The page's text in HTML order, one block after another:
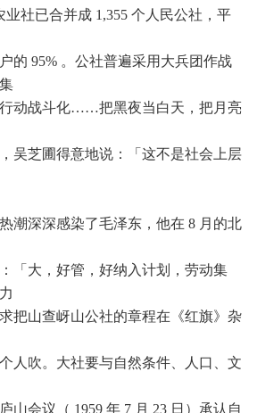
业社已合并成 1,355 个人民公社，平
的 95% 。公社普遍采用大兵团作战
动战斗化……把黑夜当白天，把月亮
吴芝圃得意地说：「这不是社会上层
深深感染了毛泽东，他在 8 月的北
「大，好管，好纳入计划，劳动集
把山查岈山公社的章程在《红旗》杂
人吹。大社要与自然条件、人口、文
山会议（ 1959 年 7 月 23 日）承认自